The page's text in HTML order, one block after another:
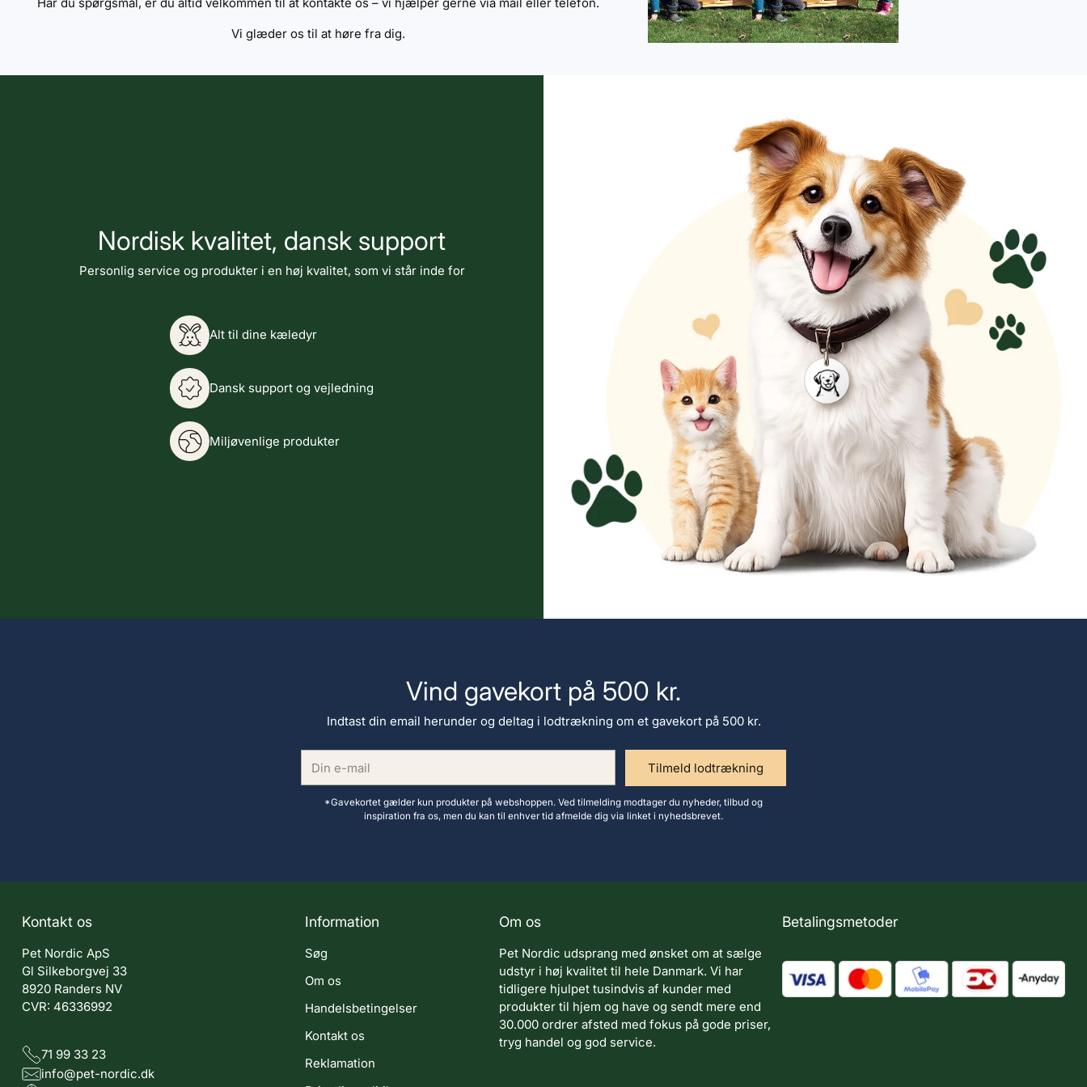
Vi glæder os til at høre fra dig.
Nordisk kvalitet, dansk support
Personlig service og produkter i en høj kvalitet, som vi står inde for
Alt til dine kæledyr
Dansk support og vejledning
Miljøvenlige produkter
Vind gavekort på 500 kr.
Indtast din email herunder og deltag i lodtrækning om et gavekort på 500 kr.
e-
Tilmeld lodtrækning
*Gavekortet gælder kun produkter på webshoppen. Ved tilmelding modtager du nyheder, tilbud og
inspiration fra os, men du kan til enhver tid afmelde dig via linket i nyhedsbrevet.
Kontakt os
Pet Nordic ApS
Gl Silkeborgvej 33
8920 Randers NV
CVR: 46336992
71 99 33 23
info@pet-nordic.dk
Information
Søg
Om os
Handelsbetingelser
Kontakt os
Reklamation
Om os
Pet Nordic udsprang med ønsket om at sælge
udstyr i høj kvalitet til hele Danmark. Vi har
tidligere hjulpet tusindvis af kunder med
produkter til hjem og have og sendt mere end
30.000 ordrer afsted med fokus på gode priser,
tryg handel og god service.
Betalingsmetoder